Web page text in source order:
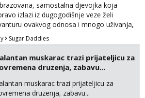
samostalna djevojka koja
izlazi iz dugogodišnje veze želi
ovakvog odnosa i mnogo uživanja,
pažnje i putovanja. Moguća i
saradnja ako nam se interesi
Mnogo senzualnosti i lijepe
Javite mi se sa opisom što opširnijim
od toga ovisi da li ću odgovoriti. Isključivo
nekoga za duži vremenski period.
njegovanog i galantn...
Sugar Daddies
muskarac trazi prijateljicu za
druzenja, zabavu...
muskarac trazi prijateljicu za
druzenja, zabavu...